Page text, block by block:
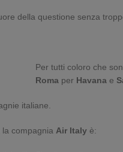
della questione senza
Per tutti coloro che
Roma per Havana e
italiane.
compagnia Air Italy è: